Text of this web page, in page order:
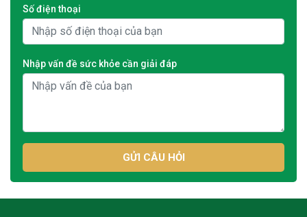
Số điện thoại
Nhập vấn đề sức khỏe cần giải đáp
GỬI CÂU HỎI